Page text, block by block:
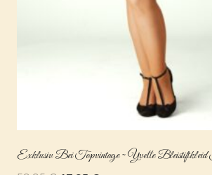
Exklusiv Bei Topvintage ~ Yvette